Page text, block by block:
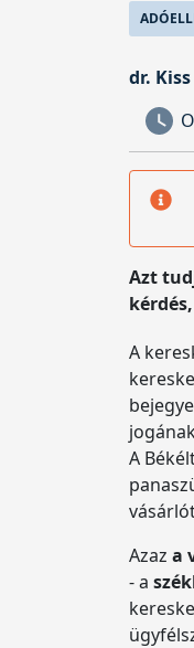
dr.
Azt
A
A
Azaz a
- a